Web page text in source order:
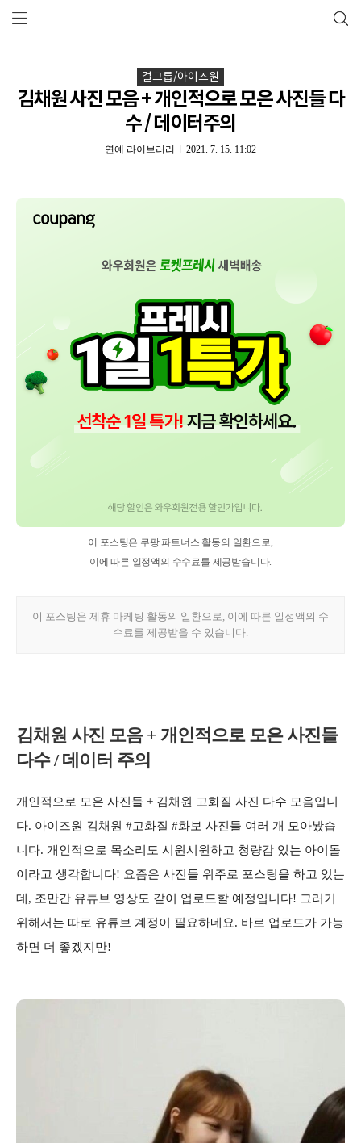
걸그룹/아이즈원
김채원 사진 모음 + 개인적으로 모은 사진들 다
수 / 데이터주의
연예 라이브러리 2021. 7. 15. 11:02
김채원 사진 모음 + 개인적으로 모은 사진들
다수 / 데이터 주의
개인적으로 모은 사진들 + 김채원 고화질 사진 다수 모음입니
다. 아이즈원 김채원 #고화질 #화보 사진들 여러 개 모아봤습
니다. 개인적으로 목소리도 시원시원하고 청량감 있는 아이돌
이라고 생각합니다! 요즘은 사진들 위주로 포스팅을 하고 있는
데, 조만간 유튜브 영상도 같이 업로드할 예정입니다! 그러기
위해서는 따로 유튜브 계정이 필요하네요. 바로 업로드가 가능
하면 더 좋겠지만!